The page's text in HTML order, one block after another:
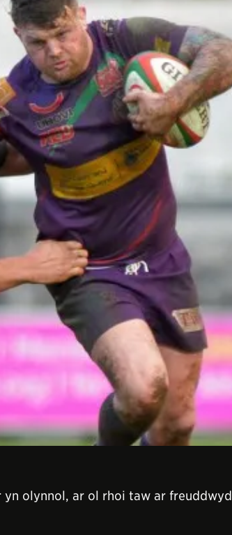
olynnol, ar ol rhoi taw ar freuddwyd